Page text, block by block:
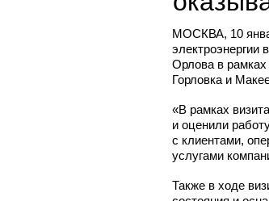
МОСКВА, 10
Орлова в
Горловка и
«В рамках визита
и оценили
с клиентами,
услугами
Также в ходе